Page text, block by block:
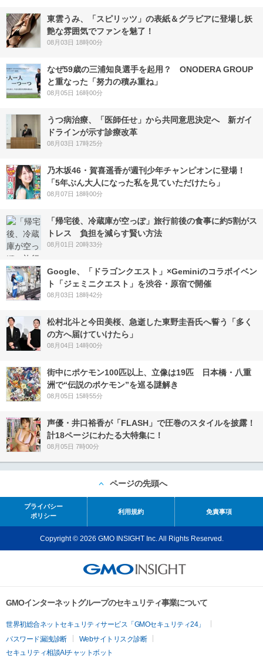
東雲うみ、「スピリッツ」の表紙＆グラビアに登場し妖
艶な雰囲気でファンを魅了！
08月03日 18時00分
なぜ59歳の三浦知良選手を起用？ ONODERA GROUP
と重なった「努力の積み重ね」
08月05日 16時00分
うつ病治療、「医師任せ」から共同意思決定へ 新ガイ
ドラインが示す診療改革
08月03日 17時25分
乃木坂46・賀喜遥香が週刊少年チャンピオンに登場！
「5年ぶん大人になった私を見ていただけたら」
08月07日 18時00分
「帰宅後、冷蔵庫が空っぽ」旅行前後の食事に約5割がス
トレス 負担を減らす賢い方法
08月01日 20時33分
Google、「ドラゴンクエスト」×Geminiのコラボイベン
ト「ジェミニクエスト」を渋谷・原宿で開催
08月03日 18時42分
松村北斗と今田美桜、急逝した東野圭吾氏へ誓う「多く
の方へ届けていけたら」
08月04日 14時00分
街中にポケモン100匹以上、立像は19匹 日本橋・八重
洲で“伝説のポケモン”を巡る謎解き
08月05日 15時55分
声優・井口裕香が「FLASH」で圧巻のスタイルを披露！
計18ページにわたる大特集に！
08月05日 7時00分
ページの先頭へ
プライバシー
ポリシー
利用規約 免責事項
Copyright © 2026 GMO INSIGHT Inc. All Rights Reserved.
GMOインターネットグループのセキュリティ事業について
世界初総合ネットセキュリティサービス「GMOセキュリティ24」
パスワード漏洩診断
Webサイトリスク診断
セキュリティ相談AIチャットボット